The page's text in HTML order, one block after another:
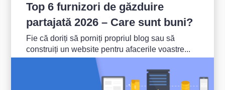
Top 6 furnizori de găzduire
partajată 2026 – Care sunt buni?
Fie că doriți să porniți propriul blog sau să
construiți un website pentru afacerile voastre...